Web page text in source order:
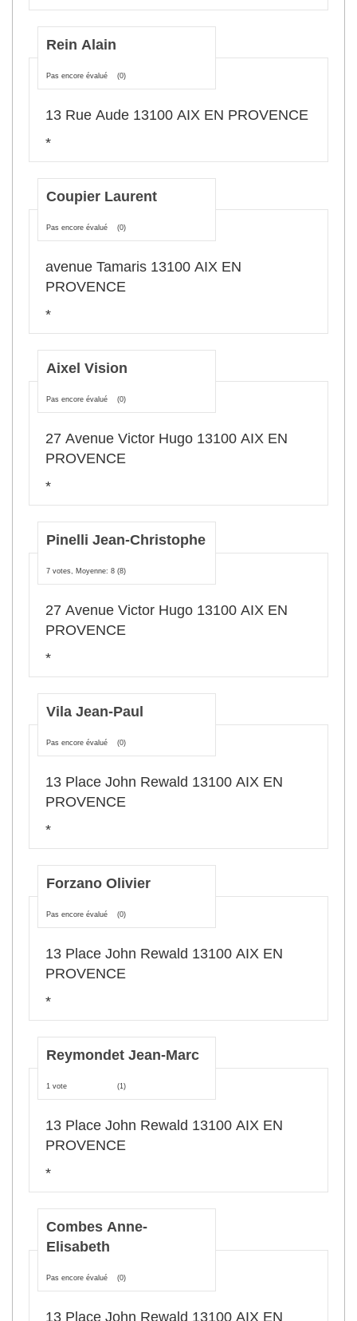
Rein Alain
Pas encore évalué (0)
13 Rue Aude 13100 AIX EN PROVENCE
*
Coupier Laurent
Pas encore évalué (0)
avenue Tamaris 13100 AIX EN
PROVENCE
*
Aixel Vision
Pas encore évalué (0)
27 Avenue Victor Hugo 13100 AIX EN
PROVENCE
*
Pinelli Jean-Christophe
7 votes, Moyenne: 8 (8)
27 Avenue Victor Hugo 13100 AIX EN
PROVENCE
*
Vila Jean-Paul
Pas encore évalué (0)
13 Place John Rewald 13100 AIX EN
PROVENCE
*
Forzano Olivier
Pas encore évalué (0)
13 Place John Rewald 13100 AIX EN
PROVENCE
*
Reymondet Jean-Marc
1 vote (1)
13 Place John Rewald 13100 AIX EN
PROVENCE
*
Combes Anne-
Elisabeth
Pas encore évalué (0)
13 Place John Rewald 13100 AIX EN